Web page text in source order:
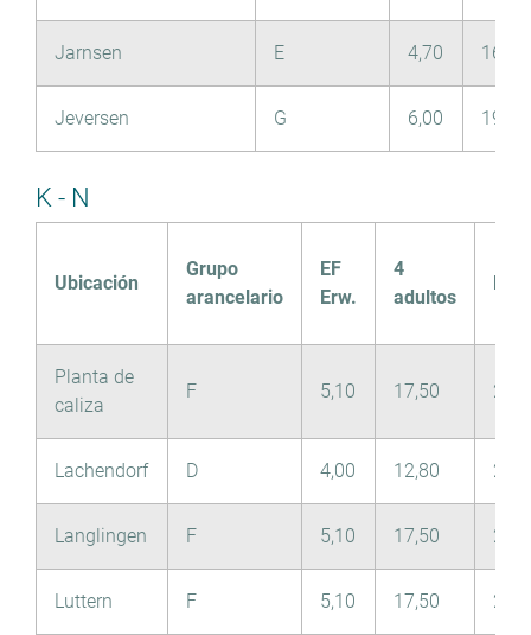
Jarnsen E 4,70 16,00
Jeversen G 6,00 19,70
K - N
Ubicación
Grupo
arancelario
EF
Erw.
4
adultos
Niño
Planta de
caliza
F 5,10 17,50 2,90
Lachendorf D 4,00 12,80 2,20
Langlingen F 5,10 17,50 2,90
Luttern F 5,10 17,50 2,90